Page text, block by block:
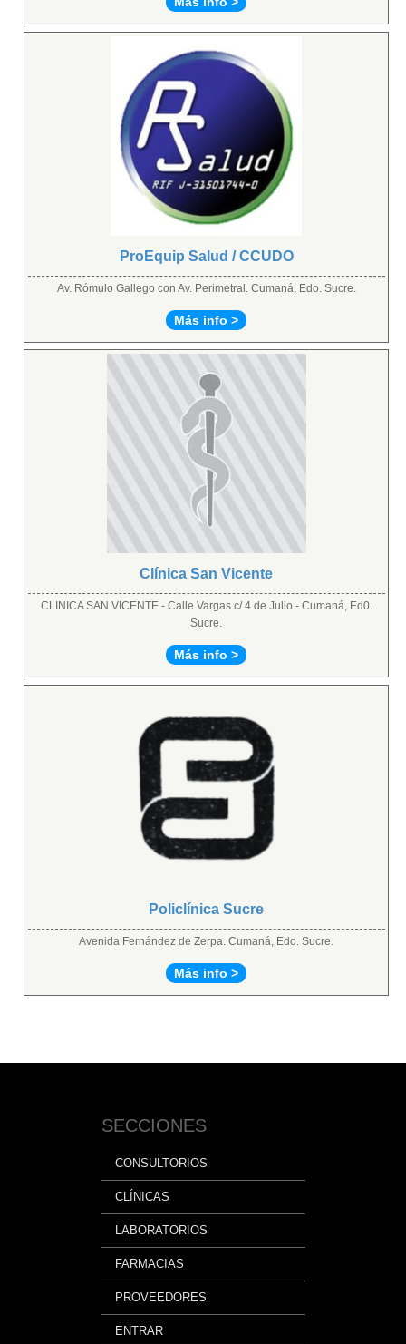
ProEquip Salud / CCUDO
Av. Rómulo Gallego con Av. Perimetral. Cumaná, Edo. Sucre.
Más info >
Clínica San Vicente
CLINICA SAN VICENTE - Calle Vargas c/ 4 de Julio - Cumaná, Ed0.
Sucre.
Más info >
Policlínica Sucre
Avenida Fernández de Zerpa. Cumaná, Edo. Sucre.
Más info >
SECCIONES
CONSULTORIOS
CLÍNICAS
LABORATORIOS
FARMACIAS
PROVEEDORES
ENTRAR